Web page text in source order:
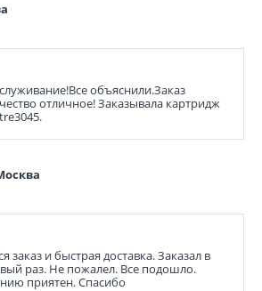
объяснили.Заказ
отличное! Заказывала картридж
заказ и быстрая доставка. Заказал в
раз. Не пожалел. Все подошло.
приятен. Спасибо